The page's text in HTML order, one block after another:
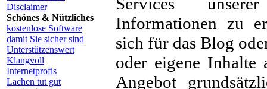
Disclaimer
Schönes & Nützliches
kostenlose Software
damit Sie sicher sind
Unterstützenswert
Klangvoll
Internetprofis
Lachen tut gut
Informationen zu
sich für das Blog
oder eigene Inhalte
Angebot